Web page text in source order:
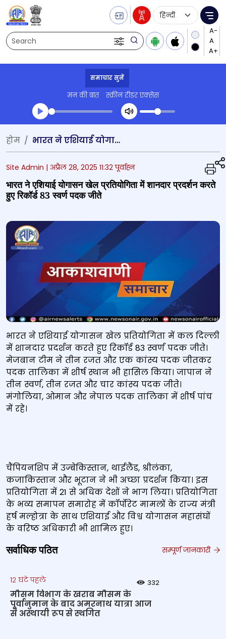
Search
Language
समाचार सुनें
मन की बात स्क्रीन रीडर एक्सेस
Transcript summary
प्ले ऑडियो
होम भारत ने एशियाई योगासन खेल प्रतियोगिता में शानदार प्रदर्शन करते हुए रिकॉर्ड 83 स्वर्ण पदक जीते
Site Admin | अप्रैल 28, 2025 11:32 पूर्वाह्न
भारत ने एशियाई योगासन खेल प्रतियोगिता में शानदार प्रदर्शन करते
हुए रिकॉर्ड 83 स्वर्ण पदक जीते
भारत ने एशियाई योगासन खेल प्रतियोगिता में कल दिल्ली
में शानदार प्रदर्शन करते हुए रिकॉर्ड 83 स्वर्ण पदक जीते।
मेजबान टीम ने तीन रजत और एक कांस्य पदक जीतकर
पदक तालिका में शीर्ष स्थान भी हासिल किया। जापान ने
तीन स्वर्ण, तीन रजत और चार कांस्य पदक जीते।
मंगोलिया, ओमान और नेपाल पदक तालिका में शीर्ष पांच
में रहे।
चैंपियनशिप में उज्बेकिस्तान, थाईलैंड, श्रीलंका,
कजाकिस्तान और भूटान ने भी अच्छा प्रदर्शन किया। इस
प्रतियोगिता में 21 से अधिक देशों ने भाग लिया। प्रतियोगिता
के भव्य समापन समारोह में कॉर्पोरेट मामलों के राज्य मंत्री
हर्ष मल्होत्रा ​​के साथ एशियाई और विश्व योगासन महासंघों
के वरिष्ठ अधिकारी भी शामिल हुए।
सर्वाधिक पठित सम्पूर्ण जानकारी
12 घंटे पहले 332
मौसम विभाग के खराब मौसम के
पूर्वानुमान के बाद अमरनाथ यात्रा आज
से अस्थायी रूप से स्थगित